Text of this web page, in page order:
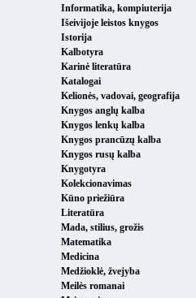
Informatika, kompiuterija
Išeivijoje leistos knygos
Istorija
Kalbotyra
Karinė literatūra
Katalogai
Kelionės, vadovai, geografija
Knygos anglų kalba
Knygos lenkų kalba
Knygos prancūzų kalba
Knygos rusų kalba
Knygotyra
Kolekcionavimas
Kūno priežiūra
Literatūra
Mada, stilius, grožis
Matematika
Medicina
Medžioklė, žvejyba
Meilės romanai